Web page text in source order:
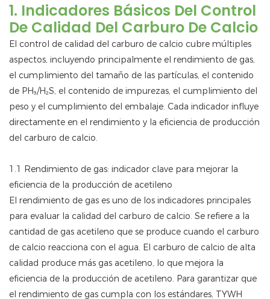
1. Indicadores Básicos Del Control
De Calidad Del Carburo De Calcio
El control de calidad del carburo de calcio cubre múltiples
aspectos, incluyendo principalmente el rendimiento de gas,
el cumplimiento del tamaño de las partículas, el contenido
de PH₃/H₂S, el contenido de impurezas, el cumplimiento del
peso y el cumplimiento del embalaje. Cada indicador influye
directamente en el rendimiento y la eficiencia de producción
del carburo de calcio.
1.1 Rendimiento de gas: indicador clave para mejorar la
eficiencia de la producción de acetileno
El rendimiento de gas es uno de los indicadores principales
para evaluar la calidad del carburo de calcio. Se refiere a la
cantidad de gas acetileno que se produce cuando el carburo
de calcio reacciona con el agua. El carburo de calcio de alta
calidad produce más gas acetileno, lo que mejora la
eficiencia de la producción de acetileno. Para garantizar que
el rendimiento de gas cumpla con los estándares, TYWH